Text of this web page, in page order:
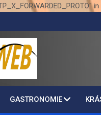
GASTRONOMIE